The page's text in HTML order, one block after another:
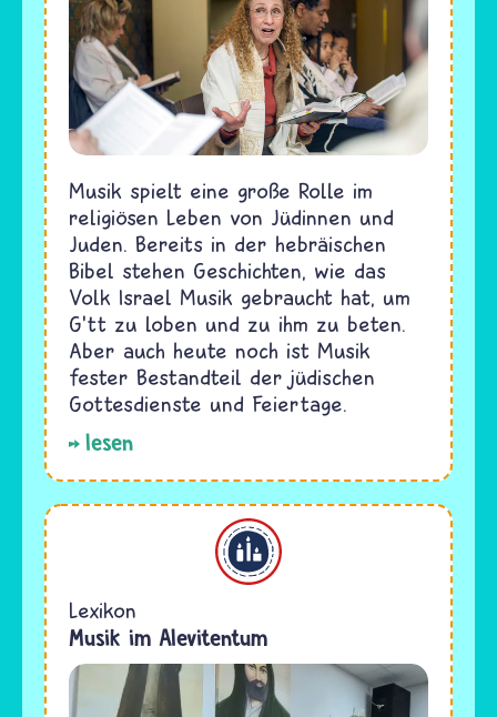
Musik spielt eine große Rolle im
religiösen Leben von Jüdinnen und
Juden. Bereits in der hebräischen
Bibel stehen Geschichten, wie das
Volk Israel Musik gebraucht hat, um
G'tt zu loben und zu ihm zu beten.
Aber auch heute noch ist Musik
fester Bestandteil der jüdischen
Gottesdienste und Feiertage.
lesen
Alevitentum
Lexikon
Musik im Alevitentum